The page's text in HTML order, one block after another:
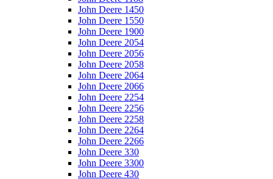
John Deere 1450
John Deere 1550
John Deere 1900
John Deere 2054
John Deere 2056
John Deere 2058
John Deere 2064
John Deere 2066
John Deere 2254
John Deere 2256
John Deere 2258
John Deere 2264
John Deere 2266
John Deere 330
John Deere 3300
John Deere 430